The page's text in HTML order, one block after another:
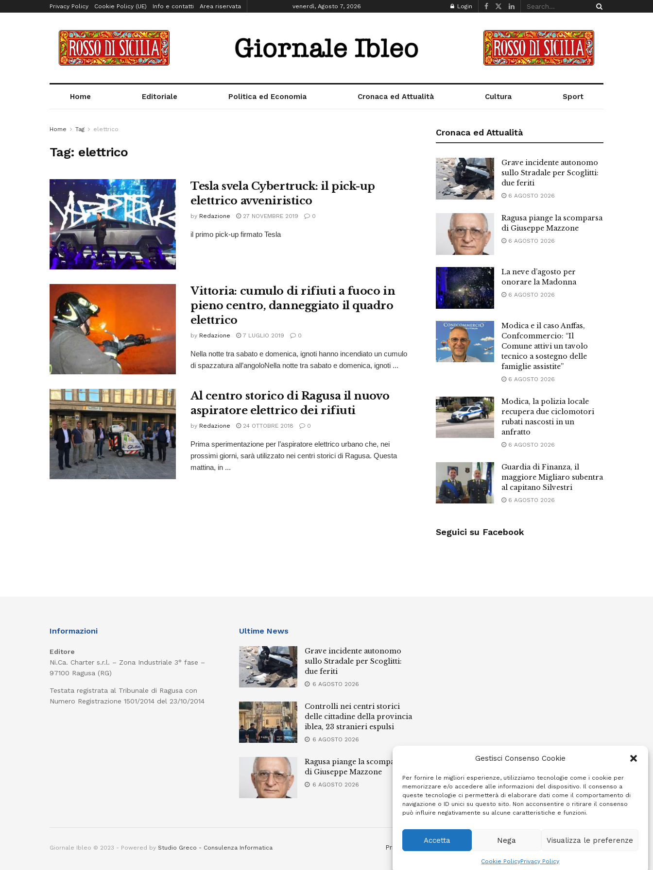
Gestisci Consenso Cookie
Per fornire le migliori esperienze, utilizziamo tecnologie come i cookie per
memorizzare e/o accedere alle informazioni del dispositivo. Il consenso a
queste tecnologie ci permetterà di elaborare dati come il comportamento di
navigazione o ID unici su questo sito. Non acconsentire o ritirare il consenso
può influire negativamente su alcune caratteristiche e funzioni.
Accetta Nega Visualizza le preferenze
Cookie PolicyPrivacy Policy
Privacy Policy Cookie Policy (UE) Info e contatti Area riservata venerdì, Agosto 7, 2026 Login
Home Editoriale Politica ed Economia Cronaca ed Attualità Cultura Sport
Home Tag elettrico
Tag: elettrico
Tesla svela Cybertruck: il pick-up
elettrico avveniristico
by Redazione 27 NOVEMBRE 2019 0
il primo pick-up firmato Tesla
Vittoria: cumulo di rifiuti a fuoco in
pieno centro, danneggiato il quadro
elettrico
by Redazione 7 LUGLIO 2019 0
Nella notte tra sabato e domenica, ignoti hanno incendiato un cumulo
di spazzatura all’angoloNella notte tra sabato e domenica, ignoti ...
Al centro storico di Ragusa il nuovo
aspiratore elettrico dei rifiuti
by Redazione 24 OTTOBRE 2018 0
Prima sperimentazione per l’aspiratore elettrico urbano che, nei
prossimi giorni, sarà utilizzato nei centri storici di Ragusa. Questa
mattina, in ...
Cronaca ed Attualità
Grave incidente autonomo
sullo Stradale per Scoglitti:
due feriti
6 AGOSTO 2026
Ragusa piange la scomparsa
di Giuseppe Mazzone
6 AGOSTO 2026
La neve d’agosto per
onorare la Madonna
6 AGOSTO 2026
Modica e il caso Anffas,
Confcommercio: “Il
Comune attivi un tavolo
tecnico a sostegno delle
famiglie assistite”
6 AGOSTO 2026
Modica, la polizia locale
recupera due ciclomotori
rubati nascosti in un
anfratto
6 AGOSTO 2026
Guardia di Finanza, il
maggiore Migliaro subentra
al capitano Silvestri
6 AGOSTO 2026
Seguici su Facebook
Informazioni
Editore
Ni.Ca. Charter s.r.l. – Zona Industriale 3° fase –
97100 Ragusa (RG)
Testata registrata al Tribunale di Ragusa con
Numero Registrazione 1501/2014 del 23/10/2014
Ultime News
Grave incidente autonomo
sullo Stradale per Scoglitti:
due feriti
6 AGOSTO 2026
Controlli nei centri storici
delle cittadine della provincia
iblea, 23 stranieri espulsi
6 AGOSTO 2026
Ragusa piange la scomparsa
di Giuseppe Mazzone
6 AGOSTO 2026
Privacy Policy Cookie Policy (UE)
Giornale Ibleo © 2023 - Powered by Studio Greco - Consulenza Informatica